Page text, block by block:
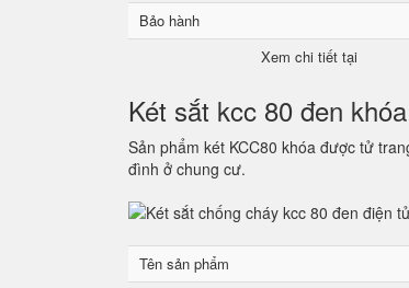
Bảo hành
Xem chi tiết tại
Két sắt kcc 80 đen
Sản phẩm két KCC80 khóa được tử
đình ở chung cư.
Tên sản phẩm